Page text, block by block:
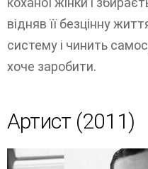
відняв її безцінну
систему і чинить
хоче заробити.
Артист (2011)